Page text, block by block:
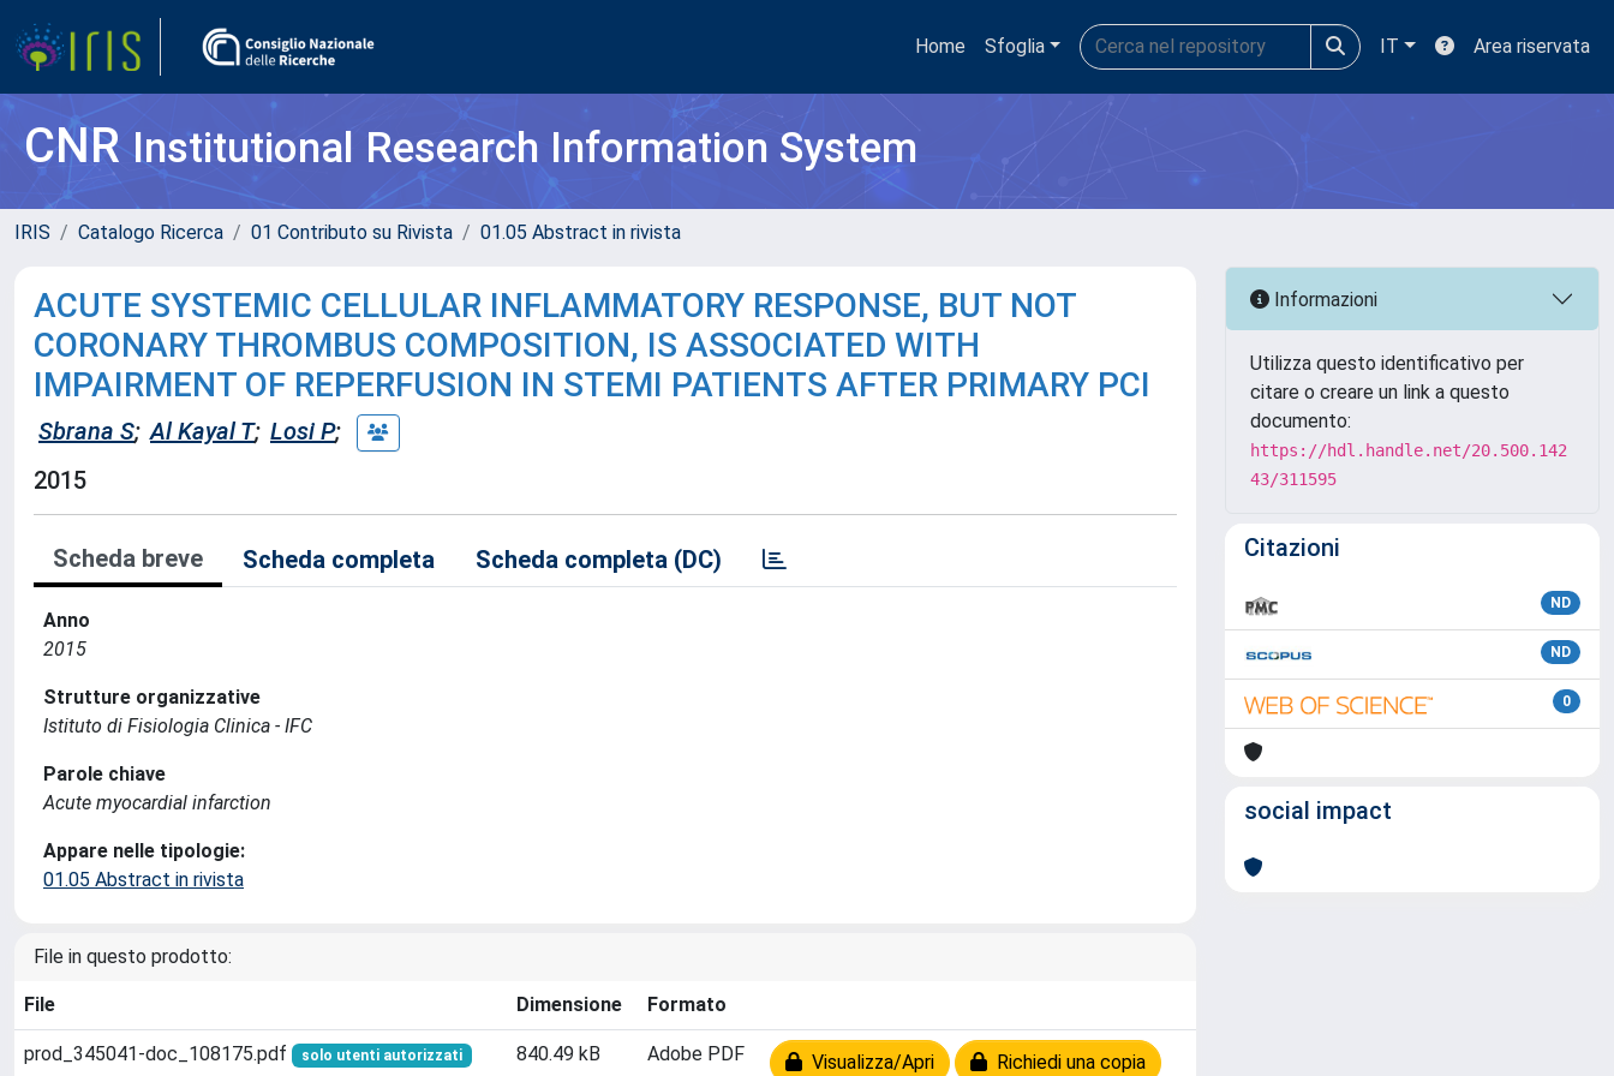
Home Sfoglia IT Area riservata
CNRInstitutional Research Information System
IRIS Catalogo Ricerca 01 Contributo su Rivista 01.05 Abstract in rivista
ACUTE SYSTEMIC CELLULAR INFLAMMATORY RESPONSE, BUT NOT
CORONARY THROMBUS COMPOSITION, IS ASSOCIATED WITH
IMPAIRMENT OF REPERFUSION IN STEMI PATIENTS AFTER PRIMARY PCI
Sbrana S; Al Kayal T; Losi P;
2015
Scheda breve Scheda completa Scheda completa (DC)
Anno
2015
Strutture organizzative
Istituto di Fisiologia Clinica - IFC
Parole chiave
Acute myocardial infarction
Appare nelle tipologie:
01.05 Abstract in rivista
File in questo prodotto:
File Dimensione Formato
prod_345041-doc_108175.pdf solo utenti autorizzati 840.49 kB Adobe PDF Visualizza/Apri Richiedi una copia
Informazioni
Utilizza questo identificativo per
citare o creare un link a questo
documento:
https://hdl.handle.net/20.500.142
43/311595
Citazioni
ND
ND
0
social impact